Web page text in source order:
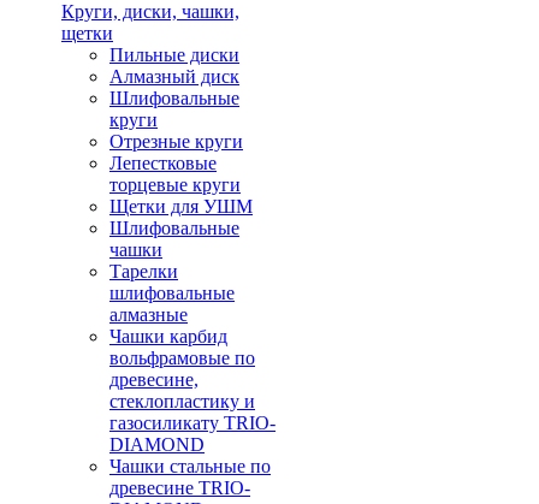
Круги, диски, чашки,
щетки
Пильные диски
Алмазный диск
Шлифовальные
круги
Отрезные круги
Лепестковые
торцевые круги
Щетки для УШМ
Шлифовальные
чашки
Тарелки
шлифовальные
алмазные
Чашки карбид
вольфрамовые по
древесине,
стеклопластику и
газосиликату TRIO-
DIAMOND
Чашки стальные по
древесине TRIO-